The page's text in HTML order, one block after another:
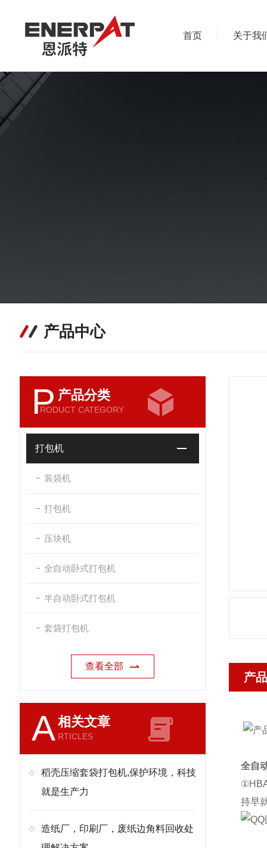
首页 关于我
产品中心
P 产品分类
RODUCT CATEGORY
打包机
装袋机
打包机
压块机
全自动卧式打包机
半自动卧式打包机
套袋打包机
查看全部
A相关文章
RTICLES
稻壳压缩套袋打包机,保护环境，科技
就是生产力
造纸厂，印刷厂，废纸边角料回收处
产
全自
持早